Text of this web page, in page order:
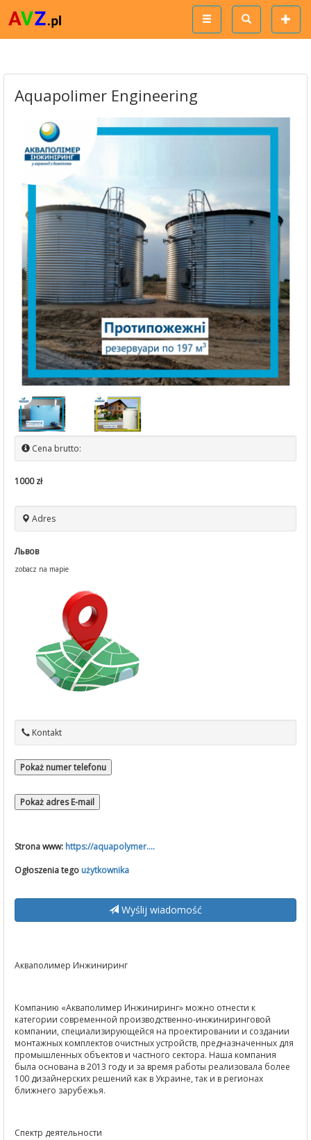
Aquapolimer Engineering
Cena brutto:
1000 zł
Adres
Львов
zobacz na mapie
Kontakt
Pokaż numer telefonu
Pokaż adres E-mail
Strona www: https://aquapolymer....
Ogłoszenia tego użytkownika
Wyślij wiadomość
Акваполимер Инжиниринг
Компанию «Акваполимер Инжиниринг» можно отнести к
категории современной производственно-инжиниринговой
компании, специализирующейся на проектировании и создании
монтажных комплектов очистных устройств, предназначенных для
промышленных объектов и частного сектора. Наша компания
была основана в 2013 году и за время работы реализовала более
100 дизайнерских решений как в Украине, так и в регионах
ближнего зарубежья.
Спектр деятельности